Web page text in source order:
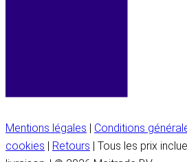
Mentions légales | Conditions
cookies | Retours | Tous les prix